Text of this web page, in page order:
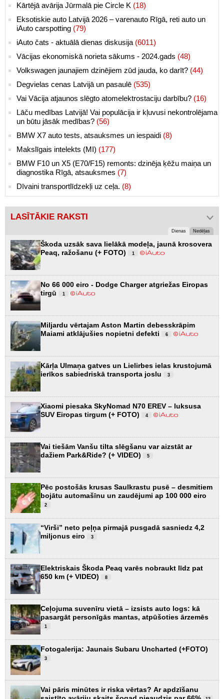
Kārtējā avārija Jūrmalā pie Circle K (18)
Eksotiskie auto Latvijā 2026 – varenauto Rīgā, reti auto un
iAuto carspotting (79)
iAuto čats - aktuālā dienas diskusija (6011)
Vācijas ekonomiskā norieta sākums - 2024.gads (48)
Volkswagen jaunajiem dzinējiem zūd jauda, ko darīt? (44)
Degvielas cenas Latvijā un pasaulē (535)
Vai Vācija atjaunos slēgto atomelektrostaciju darbību? (16)
Lāču medības Latvijā! Vai populācija ir kļuvusi nekontrolējama
un būtu jāsāk medības? (56)
BMW X7 auto tests, atsauksmes un iespaidi (8)
Makslīgais intelekts (MI) (177)
BMW F10 un X5 (E70/F15) remonts: dzinēja ķēžu maiņa un
diagnostika Rīgā, atsauksmes (7)
Dīvaini transportlīdzekļi uz ceļa. (8)
LASĪTĀKIE RAKSTI
Dienas Nedēļas
Škoda uzsāk sava lielākā modeļa, jaunā krosovera
Peaq, ražošanu (+ FOTO)
1
No 66 000 eiro - Dodge Charger atgriežas Eiropas
tirgū
1
Miljardu vērtajam Aston Martin debesskrāpim
Maiami atklājušies nopietni defekti
6
Kārļa Ulmaņa gatves un Lielirbes ielas krustojumā
ierīkos sabiedriskā transporta joslu
3
Xiaomi piesaka SkyNomad N70 EREV – luksusa
SUV Eiropas tirgum (+ FOTO)
4
Vai tiešām Vanšu tilta slēgšanu var aizstāt ar
dažiem Park&Ride? (+ VIDEO)
5
Pēc postošās krusas Saulkrastu pusē – desmitiem
bojātu automašīnu un zaudējumi ap 100 000 eiro
2
“Virši” neto peļņa pirmajā pusgadā sasniedz 4,2
miljonus eiro
3
Elektriskais Škoda Peaq varēs nobraukt līdz pat
650 km (+ VIDEO)
8
Ceļojuma suvenīru vietā – izsists auto logs: kā
pasargāt personīgās mantas, atpūšoties ārzemēs
1
Fotogalerija: Jaunais Subaru Uncharted (+FOTO)
3
Vai pāris minūtes ir riska vērtas? Ar apdzīšanu